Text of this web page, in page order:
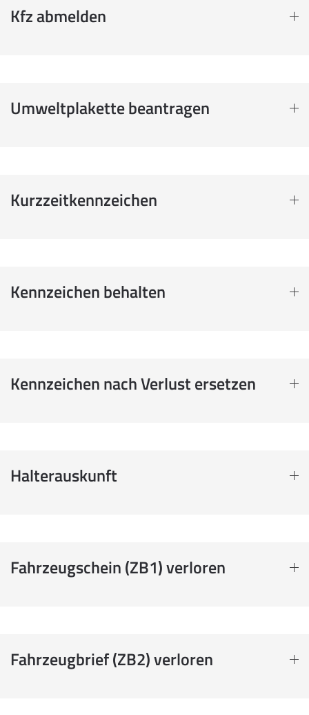
Kfz abmelden
Umweltplakette beantragen
Kurzzeitkennzeichen
Kennzeichen behalten
Kennzeichen nach Verlust ersetzen
Halterauskunft
Fahrzeugschein (ZB1) verloren
Fahrzeugbrief (ZB2) verloren